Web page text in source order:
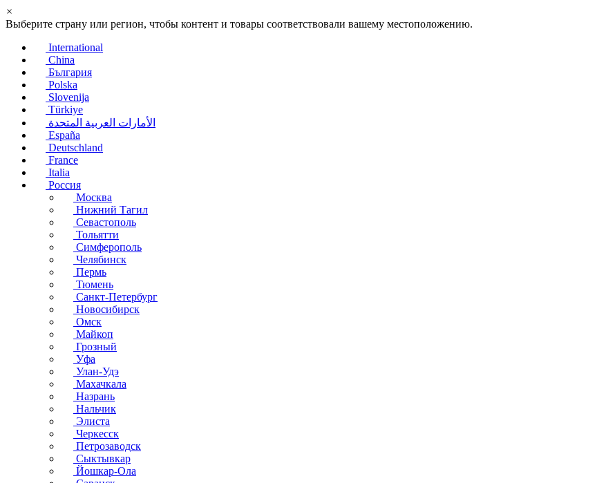
×
Выберите страну или регион, чтобы контент и товары соответствовали вашему местоположению.
International
China
България
Polska
Slovenija
Türkiye
الأمارات العربية المتحدة
España
Deutschland
France
Italia
Россия
Москва
Нижний Тагил
Севастополь
Тольятти
Симферополь
Челябинск
Пермь
Тюмень
Санкт-Петербург
Новосибирск
Омск
Майкоп
Грозный
Уфа
Улан-Удэ
Махачкала
Назрань
Нальчик
Элиста
Черкесск
Петрозаводск
Сыктывкар
Йошкар-Ола